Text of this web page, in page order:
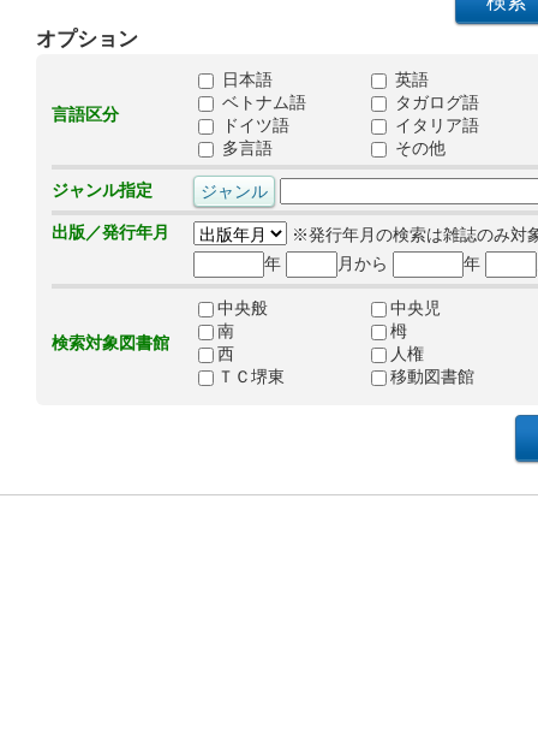
オプション
言語区分
日本語
英語
ベトナム語
タガログ語
ドイツ語
イタリア語
多言語
その他
ジャンル指定
出版／発行年月
※発行年月の検索は雑誌のみ対
年
月から 年
検索対象図書館
中央般
中央児
南
栂
西
人権
ＴＣ堺東
移動図書館